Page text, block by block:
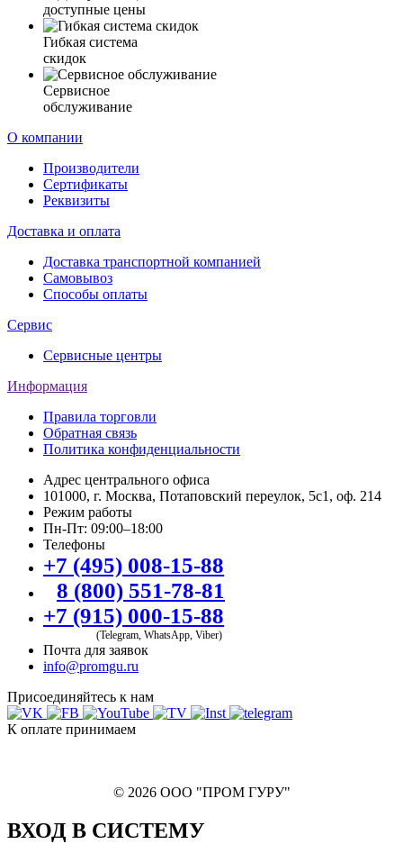
доступные цены
Гибкая система
скидок
Сервисное
обслуживание
О компании
Производители
Сертификаты
Реквизиты
Доставка и оплата
Доставка транспортной компанией
Самовывоз
Способы оплаты
Сервис
Сервисные центры
Информация
Правила торговли
Обратная связь
Политика конфиденциальности
Адрес центрального офиса
101000, г. Москва, Потаповский переулок, 5с1, оф. 214
Режим работы
Пн-Пт: 09:00–18:00
Телефоны
+7 (495) 008-15-88
8 (800) 551-78-81
+7 (915) 000-15-88
(Telegram, WhatsApp, Viber)
Почта для заявок
info@promgu.ru
Присоединяйтесь к нам
К оплате принимаем
© 2026 ООО "ПРОМ ГУРУ"
ВХОД В СИСТЕМУ